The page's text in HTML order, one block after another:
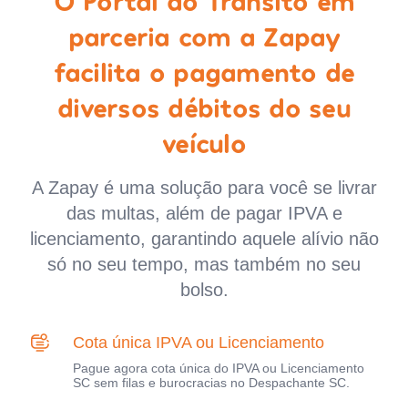
parceria com a Zapay
facilita o pagamento de
diversos débitos do seu
veículo
A Zapay é uma solução para você se livrar
das multas, além de pagar IPVA e
licenciamento, garantindo aquele alívio não
só no seu tempo, mas também no seu
bolso.
Cota única IPVA ou Licenciamento
Pague agora cota única do IPVA ou Licenciamento
SC sem filas e burocracias no Despachante SC.